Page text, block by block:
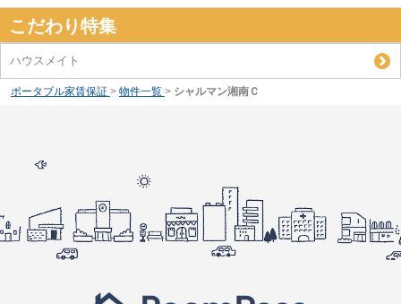
こだわり特集
ハウスメイト
ポータブル家賃保証 > 物件一覧 > シャルマン湘南Ｃ